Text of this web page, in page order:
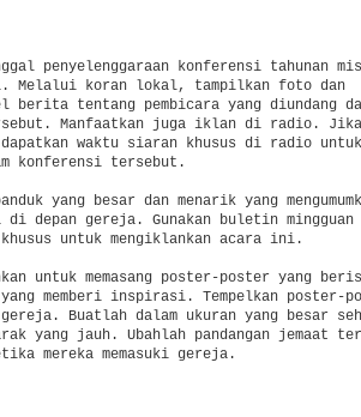
penyelenggaraan konferensi tahunan
Melalui koran lokal, tampilkan foto dan
berita tentang pembicara yang diundang
Manfaatkan juga iklan di radio. Jika
waktu siaran khusus di radio
konferensi tersebut.
yang besar dan menarik yang
di depan gereja. Gunakan buletin mingguan
untuk mengiklankan acara ini.
untuk memasang poster-poster yang
memberi inspirasi. Tempelkan poster-
Buatlah dalam ukuran yang besar
yang jauh. Ubahlah pandangan jemaat
mereka memasuki gereja.